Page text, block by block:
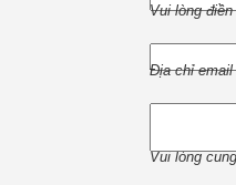
Vui lòng
Địa chỉ email
Vui lòng